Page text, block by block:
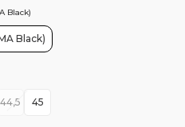
Black)
Black)
44,5 45